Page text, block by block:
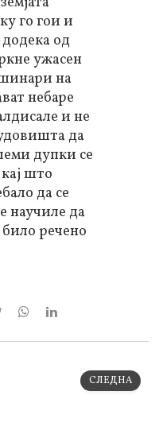
го гои и
додека од
ужасен
на
небаре
и не
да
дупки се
што
да се
научиле да
речено
СЛЕДНА